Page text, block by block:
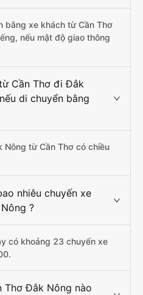
bằng xe khách từ Cần Thơ
nếu mật độ giao thông
Cần Thơ đi Đắk
di chuyển bằng
từ Cần Thơ có chiều
nhiêu chuyến xe
?
có khoảng 23 chuyến xe
Thơ Đắk Nông nào